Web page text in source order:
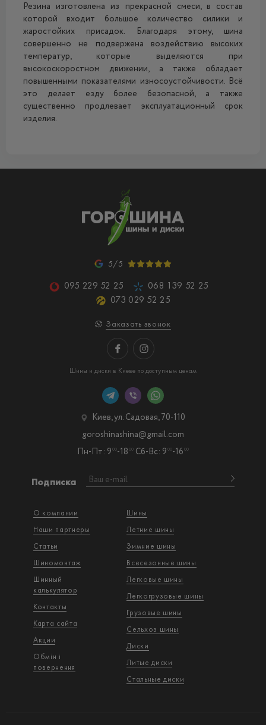
Резина изготовлена из прекрасной смеси, в состав
которой входит большое количество силики и
жаростойких присадок. Благодаря этому, шина
совершенно не подвержена воздействию высоких
температур, которые выделяются при
высокоскоростном движении, а также обладает
повышенными показателями износоустойчивости. Всё
это делает езду более безопасной, а также
существенно продлевает эксплуатационный срок
изделия.
5/5
095 229 52 25
068 139 52 25
073 029 52 25
Заказать звонок
Шины и диски в Киеве по доступным ценам
О компании
Наши партнеры
Статьи
Шиномонтаж
Шинный
калькулятор
Контакты
Карта сайта
Акции
Обмін і
повернення
Шины
Летние шины
Зимние шины
Всесезонные шины
Легковые шины
Легкогрузовые шины
Грузовые шины
Сельхоз шины
Диски
Литые диски
Стальные диски
Подписка
Киев, ул. Садовая, 70-110
Пн-Пт: 9 00-18 00 Сб-Вс: 9 00-16 00
goroshinashina@gmail.com